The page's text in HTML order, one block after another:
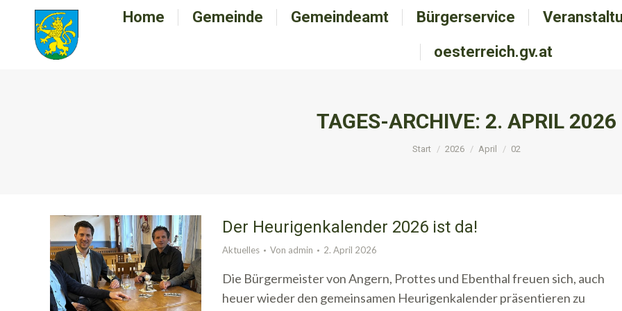
Home Gemeinde Gemeindeamt Bürgerservice
oesterreich.gv.at
TAGES-ARCHIVE: 2. APRIL 2026
Sie befinden sich hier:
Start 2026 April 02
Der Heurigenkalender 2026 ist da!
Aktuelles Von admin 2. April 2026
Die Bürgermeister von Angern, Prottes und Ebenthal freuen sich, auch
heuer wieder den gemeinsamen Heurigenkalender präsentieren zu
Home Gemeinde Gemeindeamt Bürgerservice
oesterreich.gv.at